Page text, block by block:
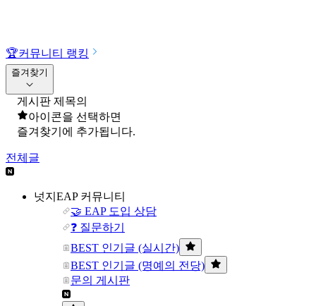
🏆커뮤니티 랭킹
즐겨찾기
게시판 제목의
아이콘을 선택하면
즐겨찾기에 추가됩니다.
전체글
넛지EAP 커뮤니티
🤝 EAP 도입 상담
❓ 질문하기
BEST 인기글 (실시간)
BEST 인기글 (명예의 전당)
문의 게시판